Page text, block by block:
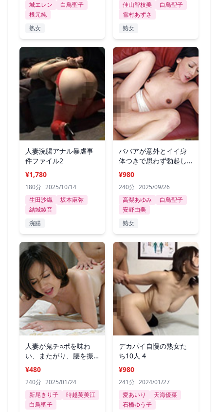
城エレン
白鳥聖子
根元純
熟女
佳山智枝美
白鳥聖子
雪村あずさ
熟女
人妻浣腸アナル暴虐事
件ファイル2
¥1,780
180分 2025/10/14
生田沙織
坂本麻弥
結城綾音
浣腸
ババアが意外とイイ身
体つきで思わず勃起し
た…240分2
¥980
240分 2025/09/26
高梨あゆみ
白鳥聖子
安野由美
熟女
人妻が鬼チ○ポを味わ
い、またがり、腰を振
る！3
¥480
240分 2025/01/24
新尾きり子
時越芙美江
白鳥聖子
デカパイ自慢の熟女た
ち10人 4
¥980
241分 2024/01/27
愛あいり
天海優菜
石橋ゆう子